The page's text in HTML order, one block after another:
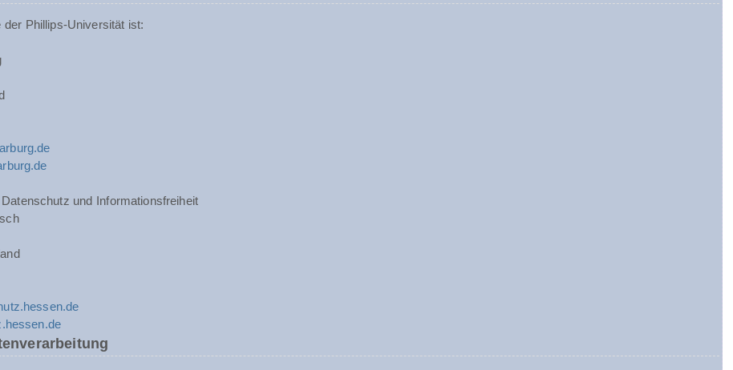
Phillips-Universität ist:
und Informationsfreiheit